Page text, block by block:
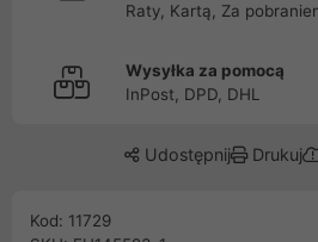
Raty, Kartą, Za
Wysyłka za pomocą
InPost, DPD, DHL
Udostępnij Drukuj
Kod: 11729